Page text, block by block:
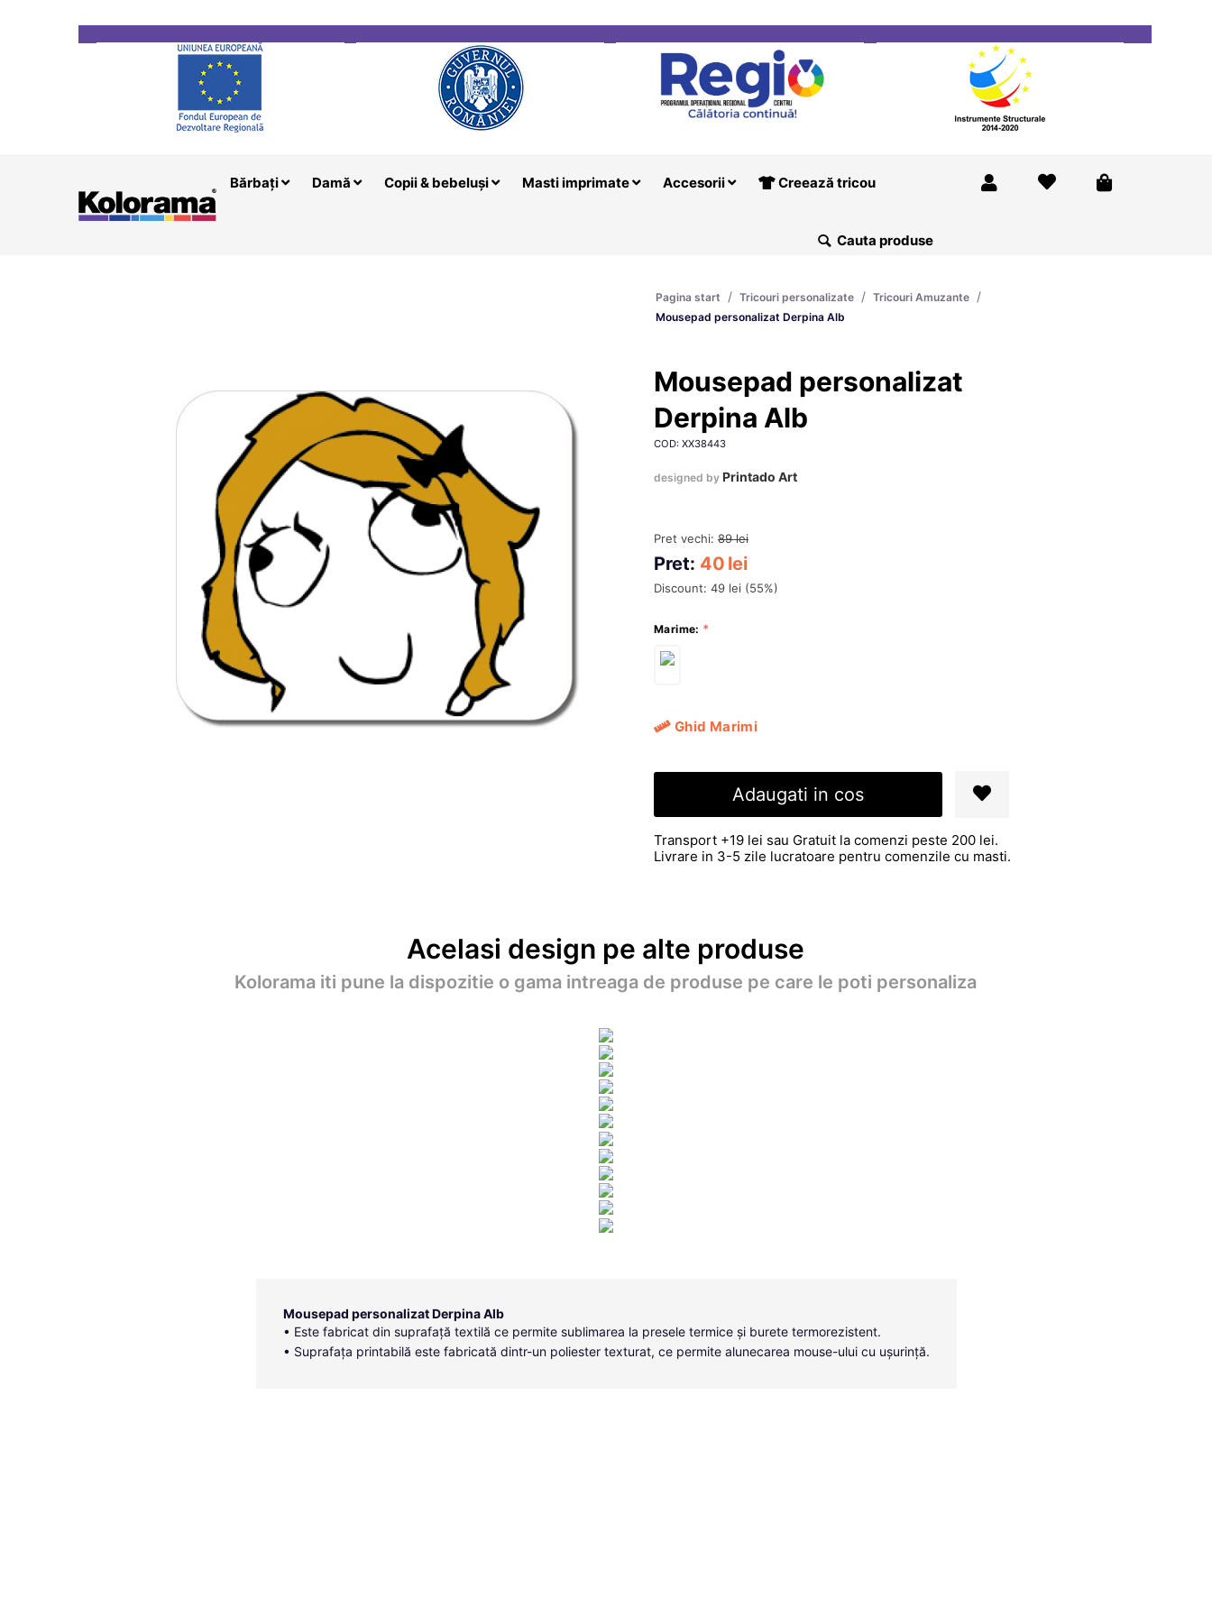
Bărbați Damă Copii & bebeluși Masti imprimate Accesorii Creează tricou
Pagina start / Tricouri personalizate / Tricouri Amuzante /
Mousepad personalizat Derpina Alb
Mousepad personalizat
Derpina Alb
COD: XX38443
designed by Printado Art
Pret vechi: 89 lei
Pret: 40 lei
Discount: 49lei (55%)
Marime:
Ghid Marimi
Adaugati in cos
Transport +19 lei sau Gratuit la comenzi peste 200 lei.
Livrare in 3-5 zile lucratoare pentru comenzile cu masti.
Acelasi design pe alte produse
Kolorama iti pune la dispozitie o gama intreaga de produse pe care le poti personaliza
Mousepad personalizat Derpina Alb
• Este fabricat din suprafață textilă ce permite sublimarea la presele termice și burete termorezistent.
• Suprafața printabilă este fabricată dintr-un poliester texturat, ce permite alunecarea mouse-ului cu ușurință.